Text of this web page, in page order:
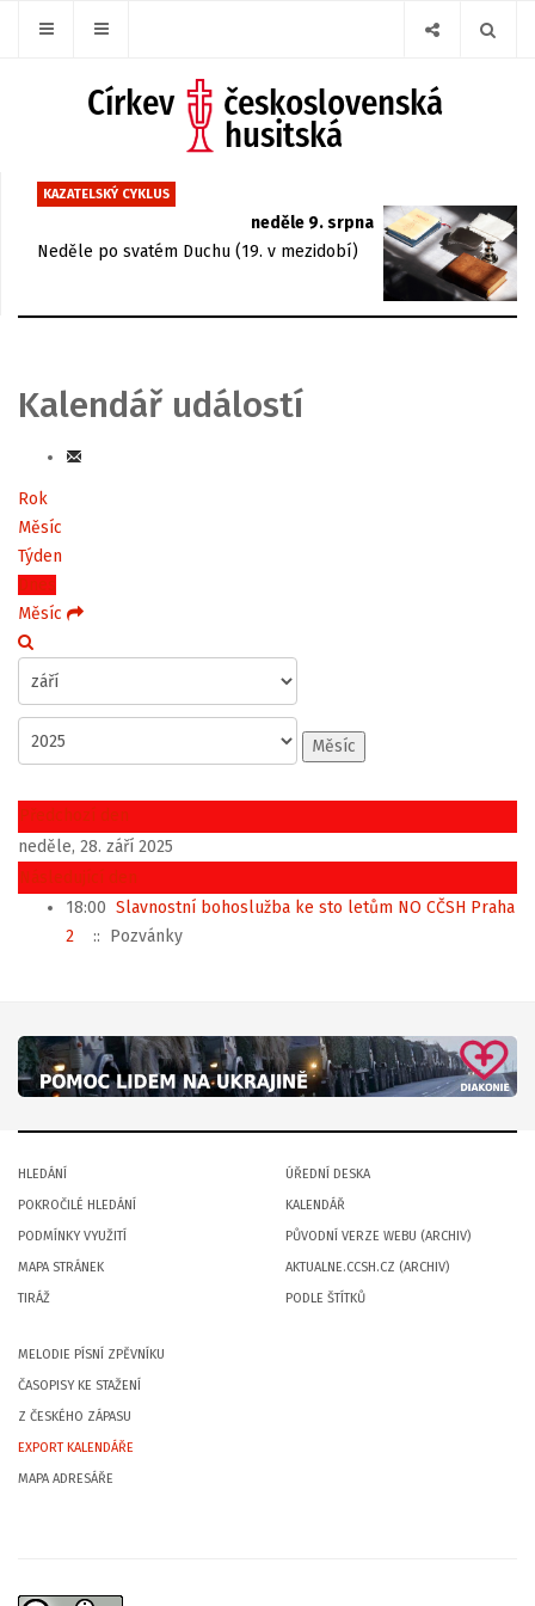
KAZATELSKÝ CYKLUS
neděle 9. srpna
Neděle po svatém Duchu (19. v mezidobí)
Kalendář událostí
Rok
Měsíc
Týden
Dnes
Měsíc
Měsíc
Předchozí den
neděle, 28. září 2025
Následující den
18:00 Slavnostní bohoslužba ke sto letům NO CČSH Praha
2
:: Pozvánky
HLEDÁNÍ
POKROČILÉ HLEDÁNÍ
PODMÍNKY VYUŽITÍ
MAPA STRÁNEK
TIRÁŽ
ÚŘEDNÍ DESKA
KALENDÁŘ
PŮVODNÍ VERZE WEBU (ARCHIV)
AKTUALNE.CCSH.CZ (ARCHIV)
PODLE ŠTÍTKŮ
MELODIE PÍSNÍ ZPĚVNÍKU
ČASOPISY KE STAŽENÍ
Z ČESKÉHO ZÁPASU
EXPORT KALENDÁŘE
MAPA ADRESÁŘE